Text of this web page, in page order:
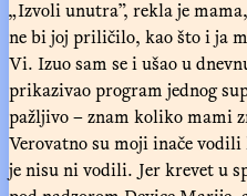
„Izvoli unutra”, rekla je
ne bi joj priličilo, kao što i ja
Vi. Izuo sam se i ušao u
prikazivao program jednog
pažljivo – znam koliko mami
Verovatno su moji inače
je nisu ni vodili. Jer krevet u